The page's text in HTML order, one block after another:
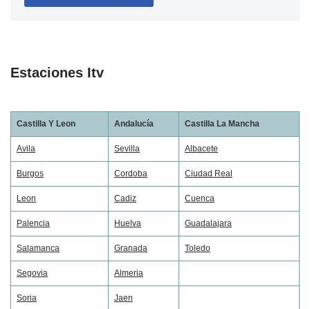
Estaciones Itv
Castilla Y Leon Andalucía Castilla La Mancha
Avila Sevilla Albacete
Burgos Cordoba Ciudad Real
Leon Cadiz Cuenca
Palencia Huelva Guadalajara
Salamanca Granada Toledo
Segovia Almeria
Soria Jaen